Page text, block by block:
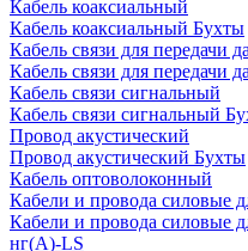
Кабель коаксиальный
Кабель коаксиальный Бухты
Кабель связи для передачи
Кабель связи для передачи
Кабель связи сигнальный
Кабель связи сигнальный
Провод акустический
Провод акустический Бухты
Кабель оптоволоконный
Кабели и провода силовые
Кабели и провода силовые
нг(А)-LS